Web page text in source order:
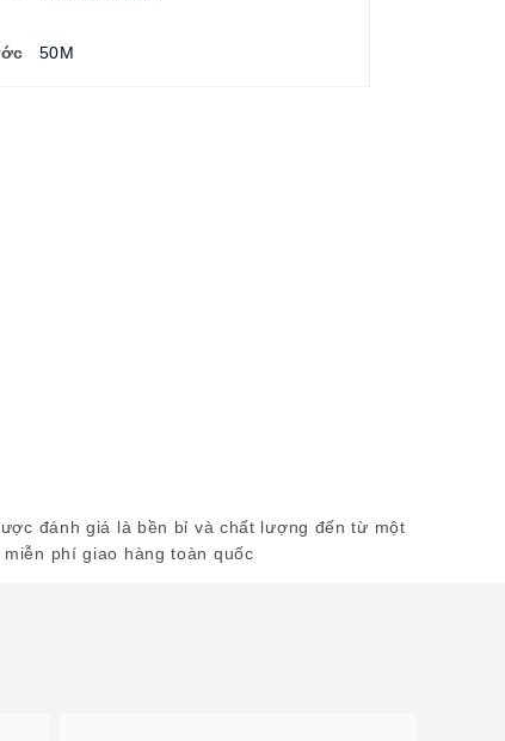
50M
đánh giá là bền bỉ và chất lượng đến từ một
phí giao hàng toàn quốc